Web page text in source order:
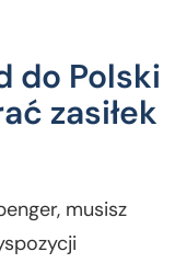
do Polski
zasiłek
musisz